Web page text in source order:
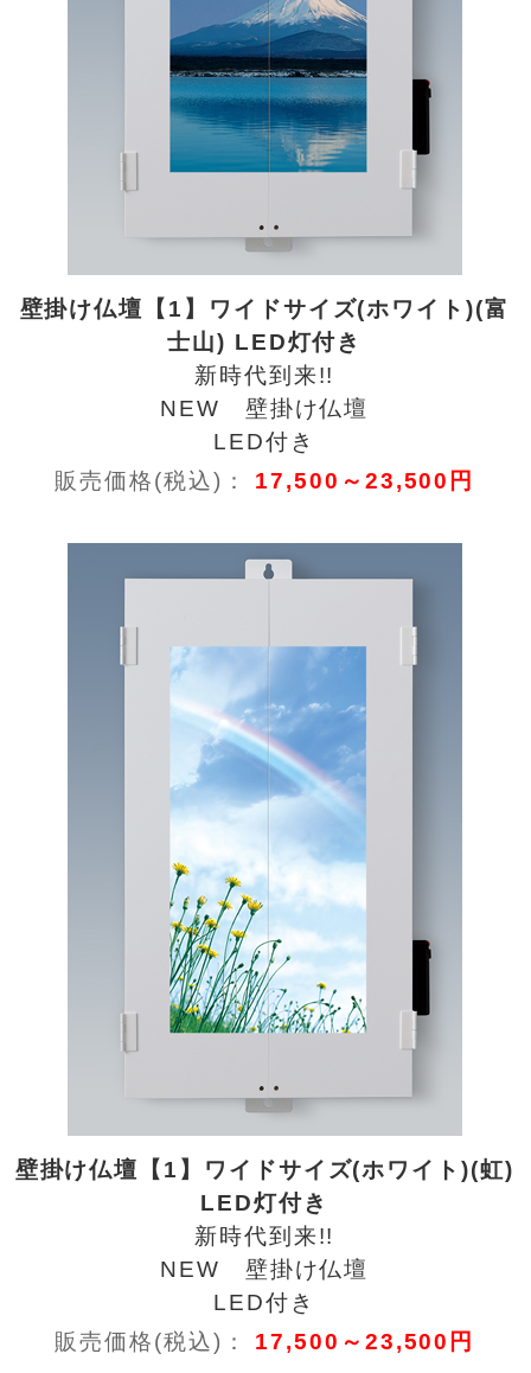
壁掛け仏壇【1】ワイドサイズ(ホワイト)(富
士山) LED灯付き
新時代到来!!
NEW 壁掛け仏壇
LED付き
販売価格(税込)： 17,500～23,500円
壁掛け仏壇【1】ワイドサイズ(ホワイト)(虹)
LED灯付き
新時代到来!!
NEW 壁掛け仏壇
LED付き
販売価格(税込)： 17,500～23,500円